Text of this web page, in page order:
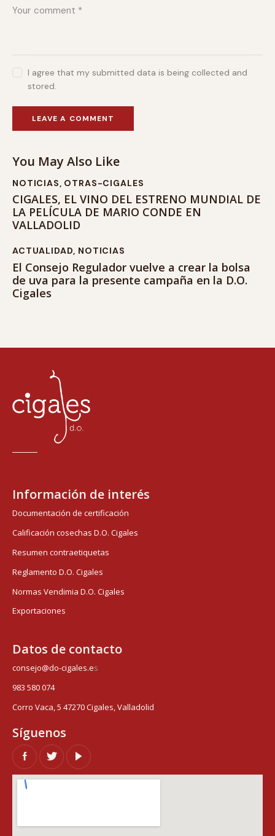
I agree that my submitted data is being collected and
stored.
You May Also Like
NOTICIAS, OTRAS-CIGALES
CIGALES, EL VINO DEL ESTRENO MUNDIAL DE
LA PELÍCULA DE MARIO CONDE EN
VALLADOLID
ACTUALIDAD, NOTICIAS
El Consejo Regulador vuelve a crear la bolsa
de uva para la presente campaña en la D.O.
Cigales
Información de interés
Documentación de certificación
Calificación cosechas D.O. Cigales
Resumen contraetiquetas
Reglamento D.O. Cigales
Normas Vendimia D.O. Cigales
Exportaciones
Datos de contacto
consejo@do-cigales.es
983 580 074
Corro Vaca, 5 47270 Cigales, Valladolid
Síguenos